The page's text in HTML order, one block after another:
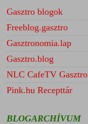
Gasztro blogok
Freeblog.gasztro
Gasztronomia.lap
Gasztro.blog
NLC CafeTV Gasztro
Pink.hu Recepttár
BLOGARCHÍVUM